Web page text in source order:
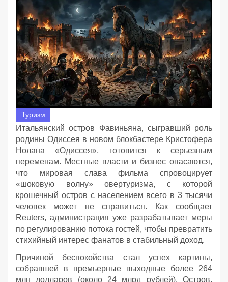
Туризм
Итальянский остров Фавиньяна, сыгравший роль
родины Одиссея в новом блокбастере Кристофера
Нолана «Одиссея», готовится к серьезным
переменам. Местные власти и бизнес опасаются,
что мировая слава фильма спровоцирует
«шоковую волну» овертуризма, с которой
крошечный остров с населением всего в 3 тысячи
человек может не справиться. Как сообщает
Reuters, администрация уже разрабатывает меры
по регулированию потока гостей, чтобы превратить
стихийный интерес фанатов в стабильный доход.
Причиной беспокойства стал успех картины,
собравшей в премьерные выходные более 264
млн долларов (около 24 млрд рублей). Остров,